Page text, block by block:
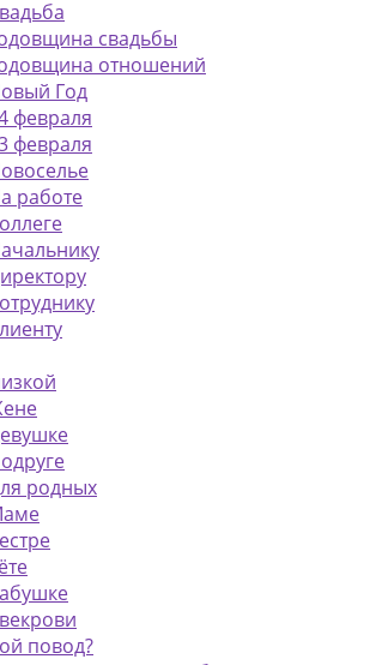
свадьбы
отношений
Год
февраля
февраля
работе
родных
повод?